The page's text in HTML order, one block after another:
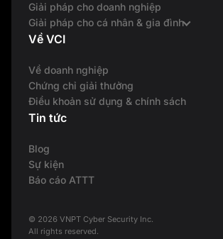
Giải pháp cho doanh nghiệp
Giải pháp cho cá nhân & gia đình
Về VCI
Về doanh nghiệp
Chứng chỉ giải thưởng
Điều khoản sử dụng & chính sách
Tin tức
Blog
Sự kiện
Báo cáo ATTT
© 2026 VNPT Cyber Security Inc.
All rights reserved.